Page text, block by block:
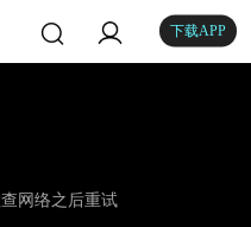
下载APP
网络之后重试